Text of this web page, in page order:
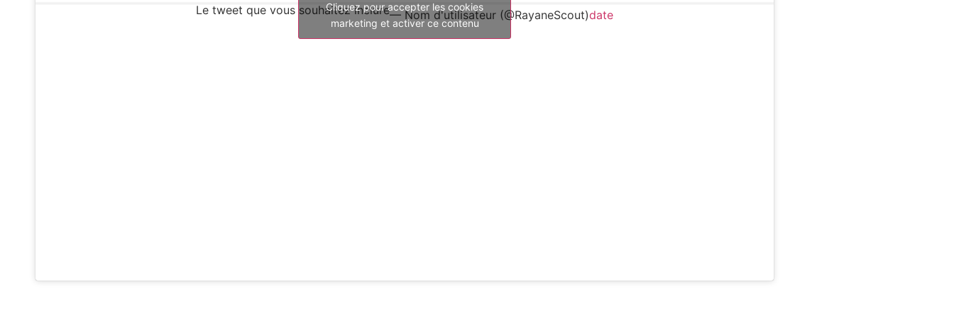
Le tweet que vous souhaitez inclure— Nom d'utilisateur (@RayaneScout)date
Cliquez pour accepter les cookies
marketing et activer ce contenu